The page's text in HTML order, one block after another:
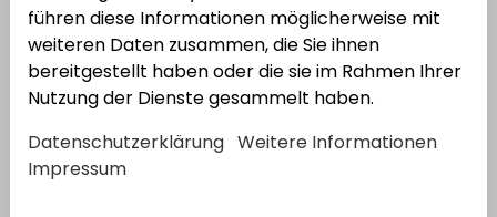
FISCHER Gerüstöse GS 12 x 230
EAN: 4006209809617
führen diese Informationen möglicherweise mit
weiteren Daten zusammen, die Sie ihnen
bereitgestellt haben oder die sie im Rahmen Ihrer
Nutzung der Dienste gesammelt haben.
Datenschutzerklärung Weitere Informationen
Impressum